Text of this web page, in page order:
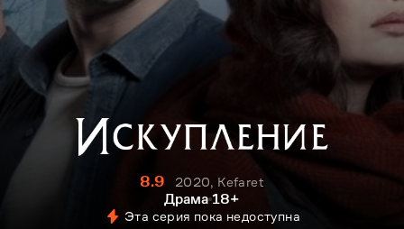
8.9
2020, Kefaret
Драма 18+
Эта серия пока недоступна